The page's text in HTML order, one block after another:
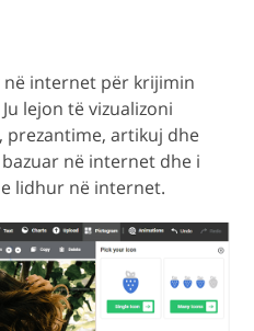
në internet për krijimin
lejon të vizualizoni
artikuj dhe
në internet dhe i
lidhur në internet.